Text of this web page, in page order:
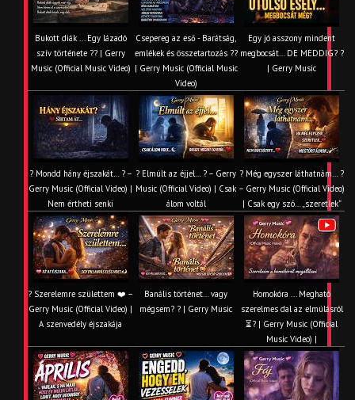
Bukott diák ... Egy lázadó
szív története ?? | Gerry
Music (Official Music Video)
Csepereg az eső - Barátság,
emlékek és összetartozás ?️?
| Gerry Music (Official Music
Video)
Egy jó asszony mindent
megbocsát… DE MEDDIG? ?
| Gerry Music
? Mondd hány éjszakát… ? –
Gerry Music (Official Video) |
Nem értheti senki
? Elmúlt az éjjel… ? – Gerry
Music (Official Video) | Csak
álom voltál
? Még egyszer láthatnám… ?
– Gerry Music (Official Video)
| Csak egy szó… „szeretlek”
? Szerelemre születtem ❤️ –
Gerry Music (Official Video) |
A szenvedély éjszakája
Banális történet… vagy
mégsem? ? | Gerry Music
Homokóra ... Megható
szerelmes dal az elmúlásról
⏳? | Gerry Music (Official
Music Video) |